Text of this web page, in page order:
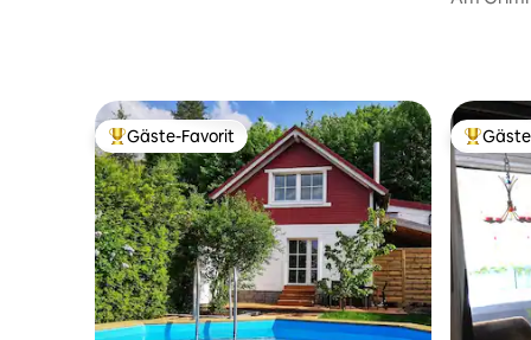
zur
Beliebter Gäste-Favorit.
Gäste-Favorit